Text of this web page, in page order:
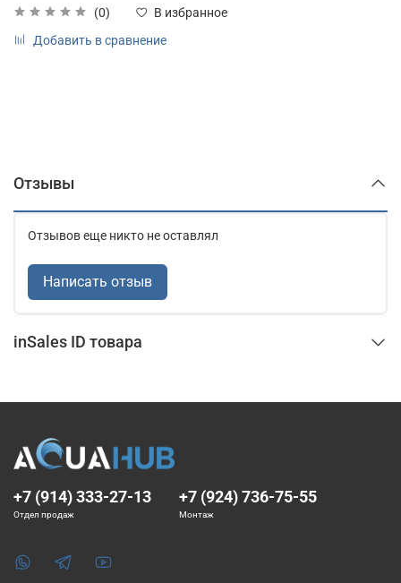
(0)
В избранное
Добавить в сравнение
Отзывы
Отзывов еще никто не оставлял
Написать отзыв
inSales ID товара
+7 (914) 333-27-13
Отдел продаж
+7 (924) 736-75-55
Монтаж